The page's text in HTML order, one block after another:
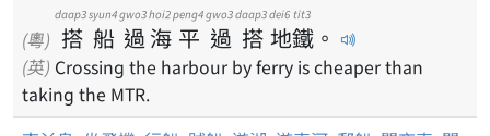
(粵) 搭
daap3
船
syun4
過
gwo3
海
hoi2
平
peng4
過
gwo3
搭
daap3
地
dei6
鐵
tit3
。
(英) Crossing the harbour by ferry is cheaper than
taking the MTR.